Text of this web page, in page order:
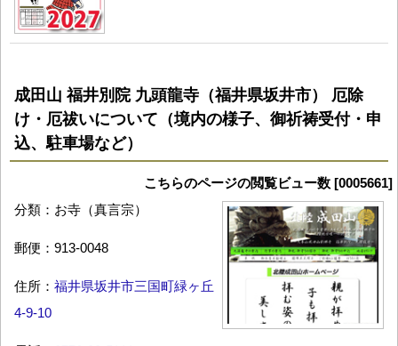
成田山 福井別院 九頭龍寺（福井県坂井市） 厄除
け・厄祓いについて（境内の様子、御祈祷受付・申
込、駐車場など）
こちらのページの閲覧ビュー数 [0005661]
分類：お寺（真言宗）
郵便：913-0048
住所： 福井県坂井市三国町緑ヶ丘
4-9-10